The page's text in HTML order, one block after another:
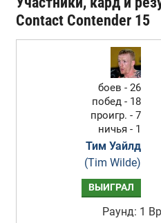
Contact Contender 15
боев - 26
побед - 18
проигр. - 7
ничья - 1
Тим Уайлд
(Tim Wilde)
ВЫИГРАЛ
Раунд: 1